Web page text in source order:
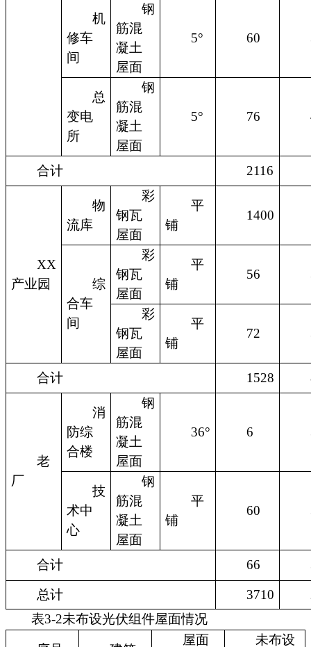
机
修车
间
钢
筋混
凝土
屋面
5° 60
总
变电
所
钢
筋混
凝土
屋面
5° 76
合计 2116
XX
产业园
物
流库
彩
钢瓦
屋面
平
铺
1400
综
合车
间
彩
钢瓦
屋面
平
铺
56
彩
钢瓦
屋面
平
铺
72
合计 1528
老
厂
消
防综
合楼
钢
筋混
凝土
屋面
36° 6
技
术中
心
钢
筋混
凝土
屋面
平
铺
60
合计 66
总计 3710
表3-2未布设光伏组件屋面情况
屋面
未布设